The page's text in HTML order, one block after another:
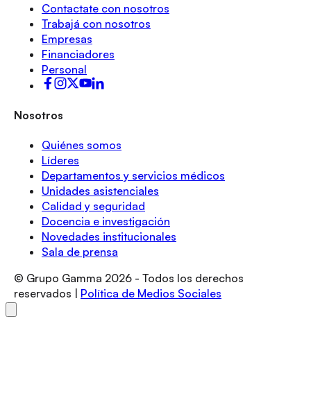
Contactate con nosotros
Trabajá con nosotros
Empresas
Financiadores
Personal
Nosotros
Quiénes somos
Líderes
Departamentos y servicios médicos
Unidades asistenciales
Calidad y seguridad
Docencia e investigación
Novedades institucionales
Sala de prensa
© Grupo Gamma 2026 - Todos los derechos
reservados |
Política de Medios Sociales